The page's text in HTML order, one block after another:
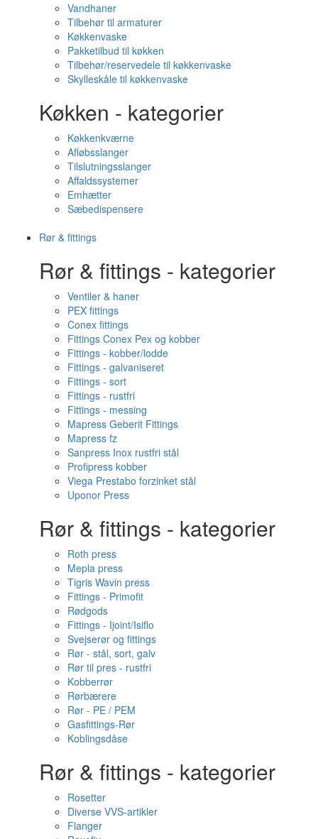
Vandhaner
Tilbehør til armaturer
Køkkenvaske
Pakketilbud til køkken
Tilbehør/reservedele til køkkenvaske
Skylleskåle til køkkenvaske
Køkken - kategorier
Køkkenkværne
Afløbsslanger
Tilslutningsslanger
Affaldssystemer
Emhætter
Sæbedispensere
Rør & fittings
Rør & fittings - kategorier
Ventiler & haner
PEX fittings
Conex fittings
Fittings Conex Pex og kobber
Fittings - kobber/lodde
Fittings - galvaniseret
Fittings - sort
Fittings - rustfri
Fittings - messing
Mapress Geberit Fittings
Mapress fz
Sanpress Inox rustfri stål
Profipress kobber
Viega Prestabo forzinket stål
Uponor Press
Rør & fittings - kategorier
Roth press
Mepla press
Tigris Wavin press
Fittings - Primofit
Rødgods
Fittings - Ijoint/Isiflo
Svejserør og fittings
Rør - stål, sort, galv
Rør til pres - rustfri
Kobberrør
Rørbærere
Rør - PE / PEM
Gasfittings-Rør
Koblingsdåse
Rør & fittings - kategorier
Rosetter
Diverse VVS-artikler
Flanger